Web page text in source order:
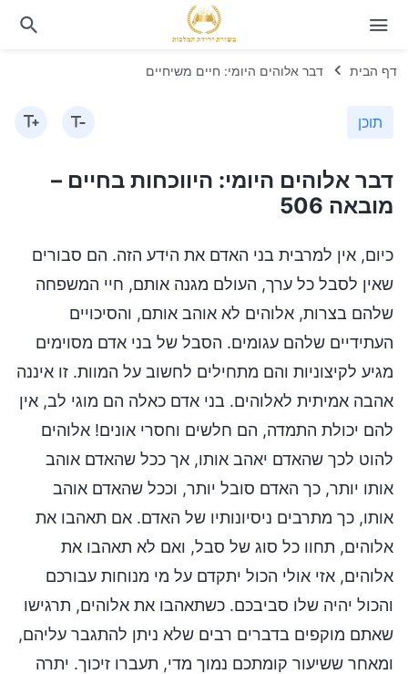
דף הבית דבר אלוהים היומי: חיים משיחיים
תוכן
דבר אלוהים היומי: היווכחות בחיים –
מובאה 506
כיום, אין למרבית בני האדם את הידע הזה. הם סבורים
שאין לסבל כל ערך, העולם מגנה אותם, חיי המשפחה
שלהם בצרות, אלוהים לא אוהב אותם, והסיכויים
העתידיים שלהם עגומים. הסבל של בני אדם מסוימים
מגיע לקיצוניות והם מתחילים לחשוב על המוות. זו איננה
אהבה אמיתית לאלוהים. בני אדם כאלה הם מוגי לב, אין
להם יכולת התמדה, הם חלשים וחסרי אונים! אלוהים
להוט לכך שהאדם יאהב אותו, אך ככל שהאדם אוהב
אותו יותר, כך האדם סובל יותר, וככל שהאדם אוהב
אותו, כך מתרבים ניסיונותיו של האדם. אם תאהבו את
אלוהים, תחוו כל סוג של סבל, ואם לא תאהבו את
אלוהים, אזי אולי הכול יתקדם על מי מנוחות עבורכם
והכול יהיה שלו סביבכם. כשתאהבו את אלוהים, תרגישו
שאתם מוקפים בדברים רבים שלא ניתן להתגבר עליהם,
ומאחר ששיעור קומתכם נמוך מדי, תעברו זיכוך. יתרה